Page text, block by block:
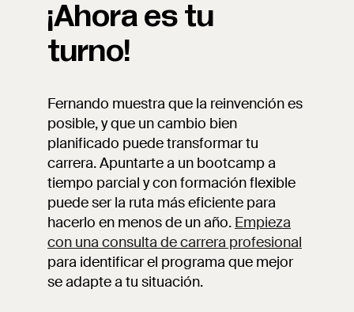
¡Ahora es tu
turno!
Fernando muestra que la reinvención es
posible, y que un cambio bien
planificado puede transformar tu
carrera. Apuntarte a un bootcamp a
tiempo parcial y con formación flexible
puede ser la ruta más eficiente para
hacerlo en menos de un año. Empieza
con una consulta de carrera profesional
para identificar el programa que mejor
se adapte a tu situación.